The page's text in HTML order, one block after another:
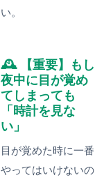
い。
🕰️ 【重要】もし
夜中に目が覚め
てしまっても
「時計を見な
い」
目が覚めた時に一番
やってはいけないの